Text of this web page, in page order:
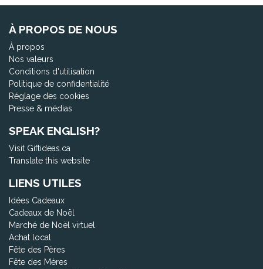
À PROPOS DE NOUS
À propos
Nos valeurs
Conditions d'utilisation
Politique de confidentialité
Réglage des cookies
Presse & médias
SPEAK ENGLISH?
Visit Giftideas.ca
Translate this website
LIENS UTILES
Idées Cadeaux
Cadeaux de Noël
Marché de Noël virtuel
Achat local
Fête des Pères
Fête des Mères